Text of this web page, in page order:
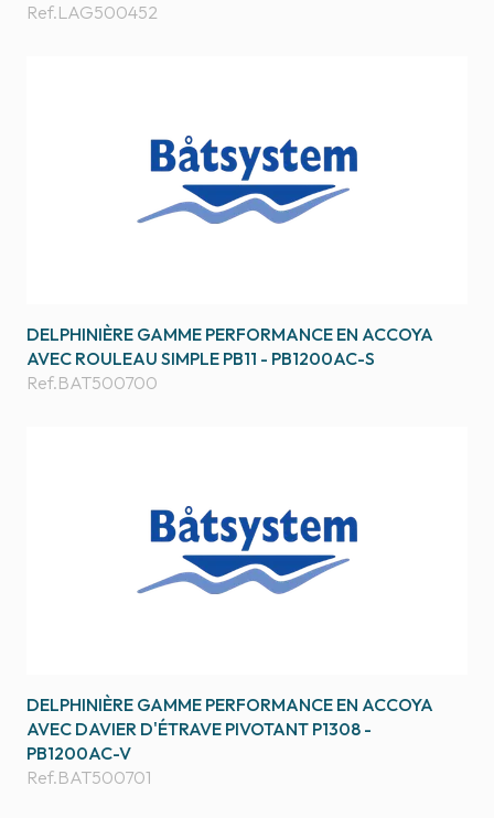
Ref.LAG500452
DELPHINIÈRE GAMME PERFORMANCE EN ACCOYA
AVEC ROULEAU SIMPLE PB11 - PB1200AC-S
Ref.BAT500700
DELPHINIÈRE GAMME PERFORMANCE EN ACCOYA
AVEC DAVIER D'ÉTRAVE PIVOTANT P1308 -
PB1200AC-V
Ref.BAT500701